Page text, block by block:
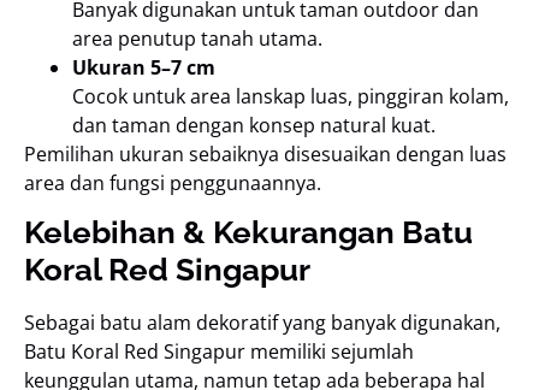
Banyak digunakan untuk taman outdoor dan
area penutup tanah utama.
Ukuran 5–7 cm
Cocok untuk area lanskap luas, pinggiran kolam,
dan taman dengan konsep natural kuat.
Pemilihan ukuran sebaiknya disesuaikan dengan luas
area dan fungsi penggunaannya.
Kelebihan & Kekurangan Batu
Koral Red Singapur
Sebagai batu alam dekoratif yang banyak digunakan,
Batu Koral Red Singapur memiliki sejumlah
keunggulan utama, namun tetap ada beberapa hal